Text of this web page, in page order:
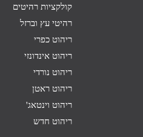
קולקציות רהיטים
רהיטי עץ וברזל
ריהוט כפרי
ריהוט אינדונזי
ריהוט נורדי
ריהוט ראטן
ריהוט וינטאג'
ריהוט חדש